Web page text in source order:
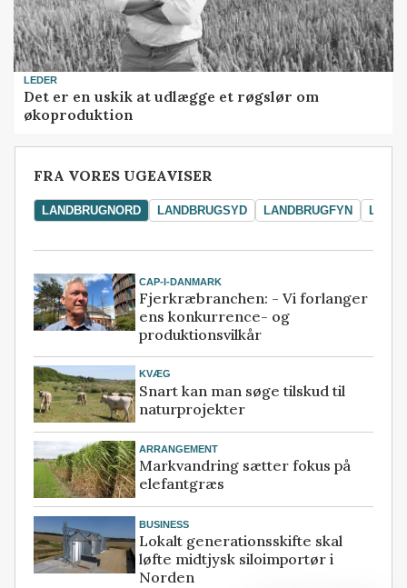
LEDER
Det er en uskik at udlægge et røgslør om
økoproduktion
FRA VORES UGEAVISER
LANDBRUGNORD LANDBRUGSYD LANDBRUGFYN
CAP-I-DANMARK
Fjerkræbranchen: - Vi forlanger
ens konkurrence- og
produktionsvilkår
KVÆG
Snart kan man søge tilskud til
naturprojekter
ARRANGEMENT
Markvandring sætter fokus på
elefantgræs
BUSINESS
Lokalt generationsskifte skal
løfte midtjysk siloimportør i
Norden